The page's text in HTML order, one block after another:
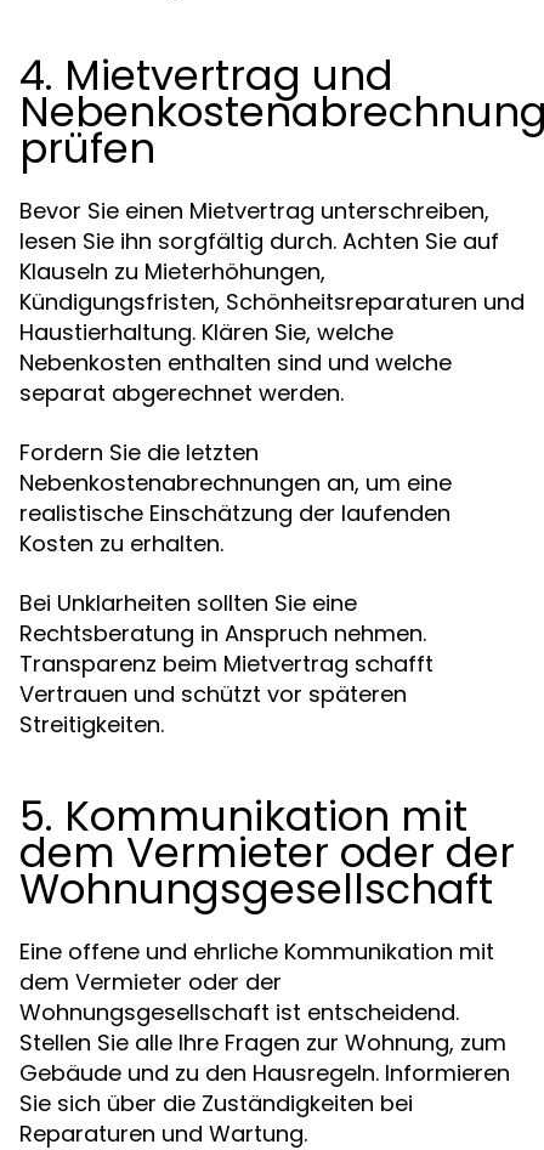
4. Mietvertrag und
prüfen
Bevor Sie einen Mietvertrag unterschreiben,
lesen Sie ihn sorgfältig durch. Achten Sie auf
Klauseln zu Mieterhöhungen,
Kündigungsfristen, Schönheitsreparaturen und
Haustierhaltung. Klären Sie, welche
Nebenkosten enthalten sind und welche
separat abgerechnet werden.
Fordern Sie die letzten
Nebenkostenabrechnungen an, um eine
realistische Einschätzung der laufenden
Kosten zu erhalten.
Bei Unklarheiten sollten Sie eine
Rechtsberatung in Anspruch nehmen.
Transparenz beim Mietvertrag schafft
Vertrauen und schützt vor späteren
Streitigkeiten.
5. Kommunikation mit
dem Vermieter oder der
Wohnungsgesellschaft
Eine offene und ehrliche Kommunikation mit
dem Vermieter oder der
Wohnungsgesellschaft ist entscheidend.
Stellen Sie alle Ihre Fragen zur Wohnung, zum
Gebäude und zu den Hausregeln. Informieren
Sie sich über die Zuständigkeiten bei
Reparaturen und Wartung.